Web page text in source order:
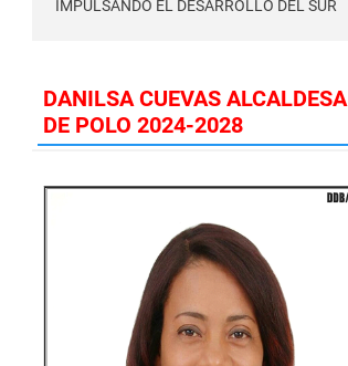
IMPULSANDO EL DESARROLLO DEL SUR
DANILSA CUEVAS ALCALDESA
DE POLO 2024-2028